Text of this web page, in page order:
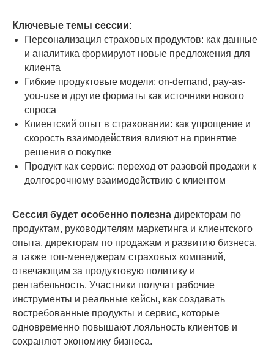
Ключевые темы сессии:
Персонализация страховых продуктов: как данные
и аналитика формируют новые предложения для
клиента
Гибкие продуктовые модели: on-demand, pay-as-
you-use и другие форматы как источники нового
спроса
Клиентский опыт в страховании: как упрощение и
скорость взаимодействия влияют на принятие
решения о покупке
Продукт как сервис: переход от разовой продажи к
долгосрочному взаимодействию с клиентом
Сессия будет особенно полезна директорам по
продуктам, руководителям маркетинга и клиентского
опыта, директорам по продажам и развитию бизнеса,
а также топ-менеджерам страховых компаний,
отвечающим за продуктовую политику и
рентабельность. Участники получат рабочие
инструменты и реальные кейсы, как создавать
востребованные продукты и сервис, которые
одновременно повышают лояльность клиентов и
сохраняют экономику бизнеса.